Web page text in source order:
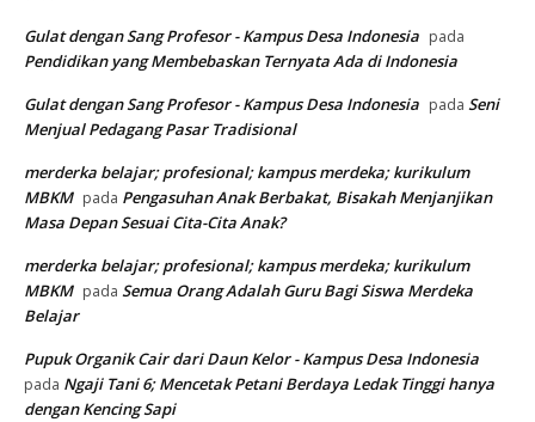
Gulat dengan Sang Profesor - Kampus Desa Indonesia pada
Pendidikan yang Membebaskan Ternyata Ada di Indonesia
Gulat dengan Sang Profesor - Kampus Desa Indonesia pada Seni
Menjual Pedagang Pasar Tradisional
merderka belajar; profesional; kampus merdeka; kurikulum
MBKM pada Pengasuhan Anak Berbakat, Bisakah Menjanjikan
Masa Depan Sesuai Cita-Cita Anak?
merderka belajar; profesional; kampus merdeka; kurikulum
MBKM pada Semua Orang Adalah Guru Bagi Siswa Merdeka
Belajar
Pupuk Organik Cair dari Daun Kelor - Kampus Desa Indonesia
pada Ngaji Tani 6; Mencetak Petani Berdaya Ledak Tinggi hanya
dengan Kencing Sapi